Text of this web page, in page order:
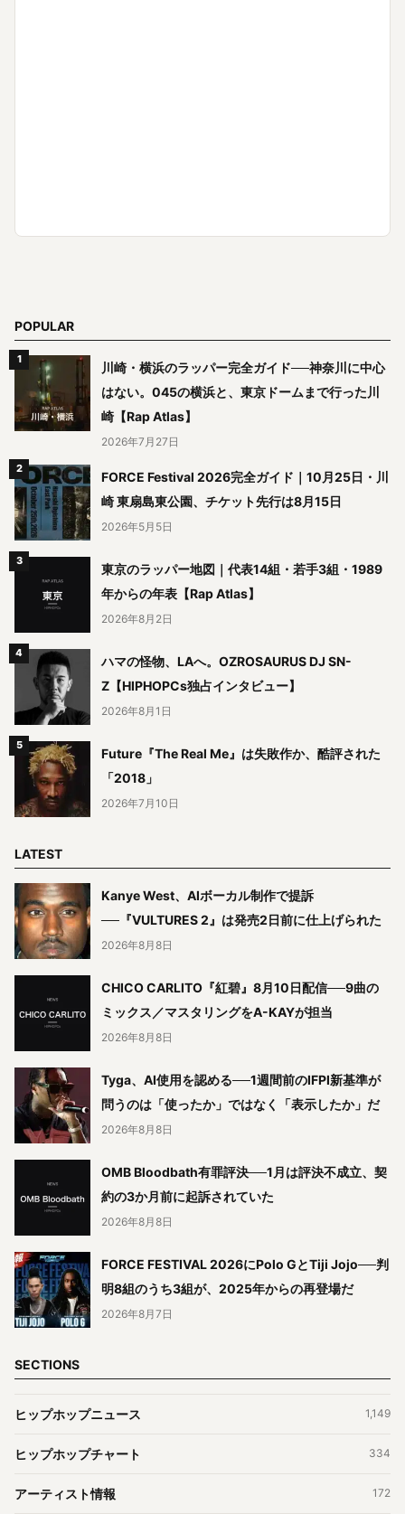
POPULAR
川崎・横浜のラッパー完全ガイド──神奈川に中心
はない。045の横浜と、東京ドームまで行った川
崎【Rap Atlas】
2026年7月27日
FORCE Festival 2026完全ガイド｜10月25日・川
崎 東扇島東公園、チケット先行は8月15日
2026年5月5日
東京のラッパー地図｜代表14組・若手3組・1989
年からの年表【Rap Atlas】
2026年8月2日
ハマの怪物、LAへ。OZROSAURUS DJ SN-
Z【HIPHOPCs独占インタビュー】
2026年8月1日
Future『The Real Me』は失敗作か、酷評された
「2018」
2026年7月10日
LATEST
Kanye West、AIボーカル制作で提訴
──『VULTURES 2』は発売2日前に仕上げられた
2026年8月8日
CHICO CARLITO『紅碧』8月10日配信──9曲の
ミックス／マスタリングをA-KAYが担当
2026年8月8日
Tyga、AI使用を認める──1週間前のIFPI新基準が
問うのは「使ったか」ではなく「表示したか」だ
2026年8月8日
OMB Bloodbath有罪評決──1月は評決不成立、契
約の3か月前に起訴されていた
2026年8月8日
FORCE FESTIVAL 2026にPolo GとTiji Jojo──判
明8組のうち3組が、2025年からの再登場だ
2026年8月7日
SECTIONS
ヒップホップニュース 1,149
ヒップホップチャート 334
アーティスト情報 172